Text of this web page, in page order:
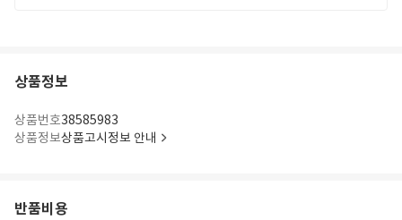
상품정보
상품번호38585983
상품정보상품고시정보 안내
반품비용